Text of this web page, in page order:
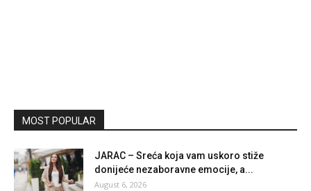
MOST POPULAR
JARAC – Sreća koja vam uskoro stiže
donijeće nezaboravne emocije, a...
August 6, 2026